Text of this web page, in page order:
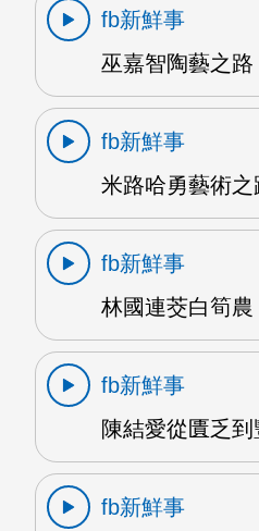
fb新鮮事
巫嘉智陶藝之路
fb新鮮事
米路哈勇藝術之
fb新鮮事
林國連茭白筍農
fb新鮮事
陳結愛從匱乏
fb新鮮事